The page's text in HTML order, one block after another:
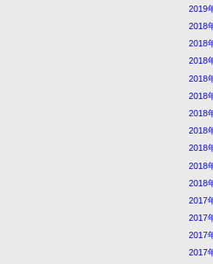
2019
2018
2018
2018
2018
2018
2018
2018
2018
2018
2018
2017
2017
2017
2017